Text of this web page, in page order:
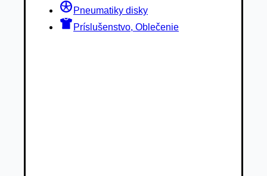
Pneumatiky disky
Príslušenstvo, Oblečenie